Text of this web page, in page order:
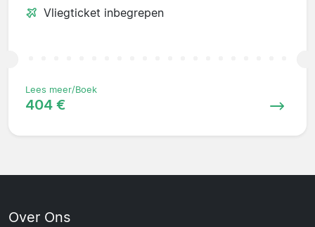
Vliegticket inbegrepen
Lees meer/Boek
404 €
Over Ons